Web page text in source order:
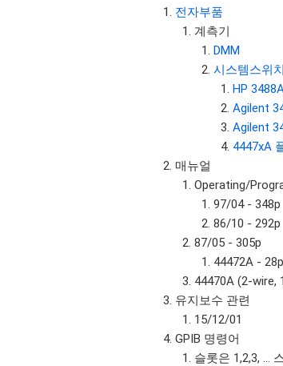
전자부품
계측기
DMM
시스템스위치
HP
Agilent
Agilent
4447xA
매뉴얼
Operating/
97/04 - 348p
86/10 - 292p
87/05 - 305p
44472A - 28p
44470A (2-wire,
유지보수 관련
15/12/01
GPIB 명령어
슬롯은 1,2,3, ...